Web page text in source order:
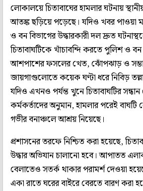
লোকালয়ে চিতাবাঘের হামলার ঘটনায়
আতঙ্ক ছড়িয়ে পড়েছে। যদিও খবর পাওয়া
ও বন বিভাগের উদ্ধারকারী দল দ্রুত
চিতাবাঘটিকে খাঁচাবন্দি করতে পুলিশ ও
আশপাশের ফসলের খেত, ঝোঁপঝাড় ও
জায়গাগুলোতে কয়েক ঘণ্টা ধরে নিবিড়
যদিও এখনও পর্যন্ত খুনে চিতাবাঘটির
কর্মকর্তাদের অনুমান, হামলার পরেই
গভীর বনাঞ্চলে আশ্রয় নিয়েছে।
প্রশাসনের তরফে নিশ্চিত করা হয়েছে,
উদ্ধার অভিযান চালানো হবে। আপাতত
বেলাতেও সতর্ক থাকার পরামর্শ দেওয়া
একা রাতে ঘরের বাইরে বেরতে বারণ করা